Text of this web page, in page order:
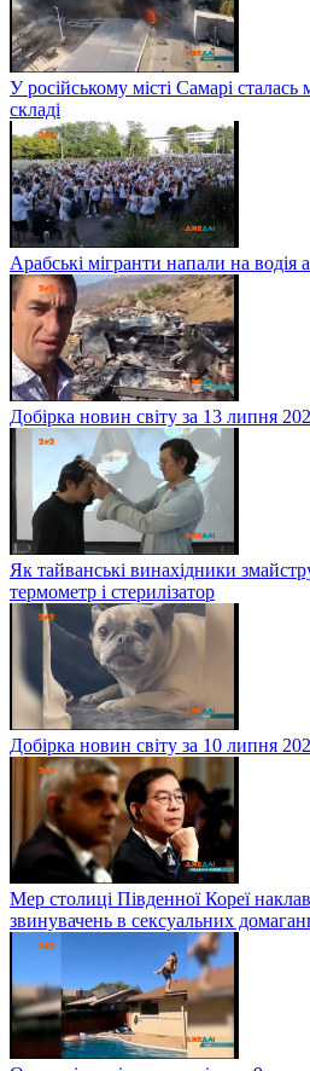
У російському місті Самарі
складі
Арабські мігранти напали на водія
Добірка новин світу за 13 липня
Як тайванські винахідники
термометр і стерилізатор
Добірка новин світу за 10 липня
Мер столиці Південної Кореї
звинувачень в сексуальних